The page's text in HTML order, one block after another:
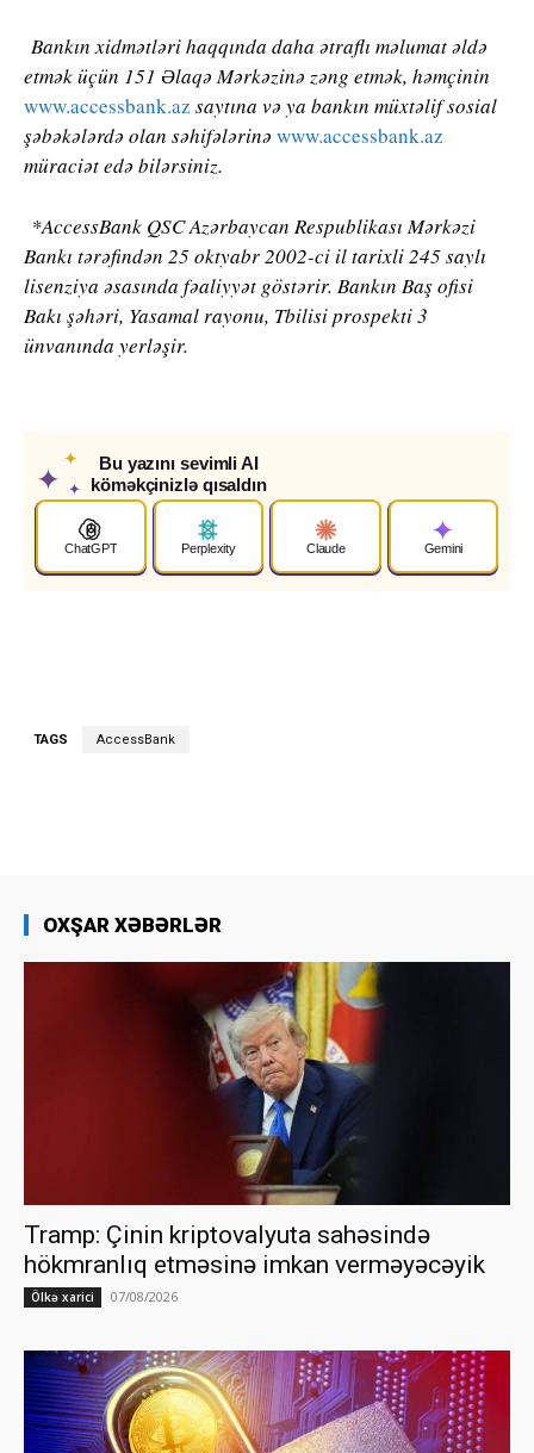
Bankın xidmətləri haqqında daha ətraflı məlumat əldə
etmək üçün 151 Əlaqə Mərkəzinə zəng etmək, həmçinin
www.accessbank.az saytına və ya bankın müxtəlif sosial
şəbəkələrdə olan səhifələrinə www.accessbank.az
müraciət edə bilərsiniz.
*AccessBank QSC Azərbaycan Respublikası Mərkəzi
Bankı tərəfindən 25 oktyabr 2002-ci il tarixli 245 saylı
lisenziya əsasında fəaliyyət göstərir. Bankın Baş ofisi
Bakı şəhəri, Yasamal rayonu, Tbilisi prospekti 3
ünvanında yerləşir.
✦
✦
✦
Bu yazını sevimli AI
köməkçinizlə qısaldın
ChatGPT Perplexity Claude Gemini
TAGS AccessBank
OXŞAR XƏBƏRLƏR
Tramp: Çinin kriptovalyuta sahəsində
hökmranlıq etməsinə imkan verməyəcəyik
Ölkə xarici 07/08/2026